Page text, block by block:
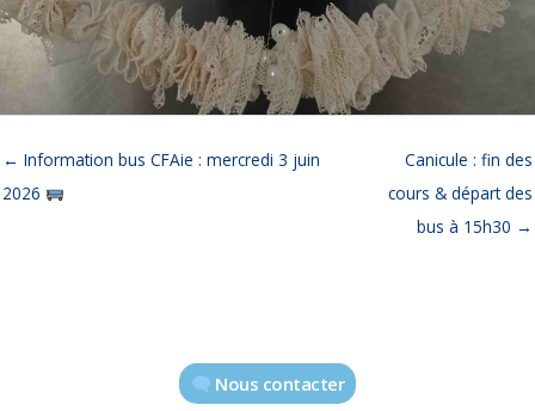
← Information bus CFAie : mercredi 3 juin
2026
Canicule : fin des
cours & départ des
bus à 15h30 →
Nous contacter